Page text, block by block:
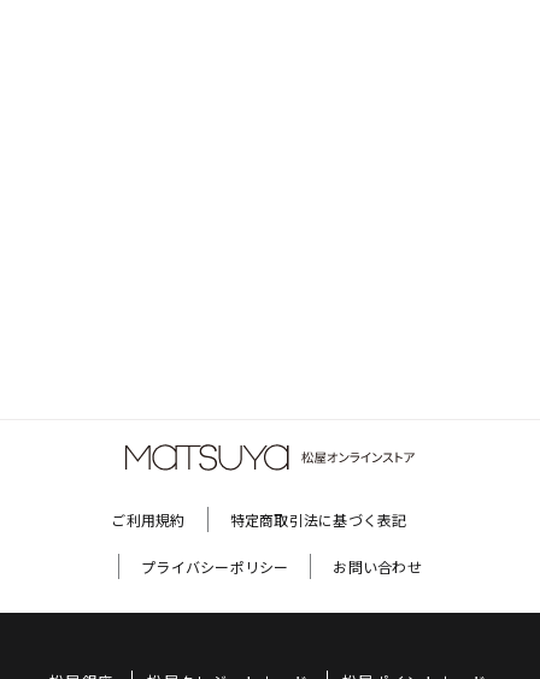
ご利用規約 特定商取引法に基づく表記
プライバシーポリシー お問い合わせ